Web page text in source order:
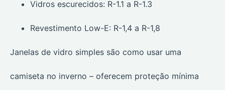
Vidros escurecidos: R-1.1 a R-1.3
Revestimento Low-E: R-1,4 a R-1,8
Janelas de vidro simples são como usar uma
camiseta no inverno – oferecem proteção mínima